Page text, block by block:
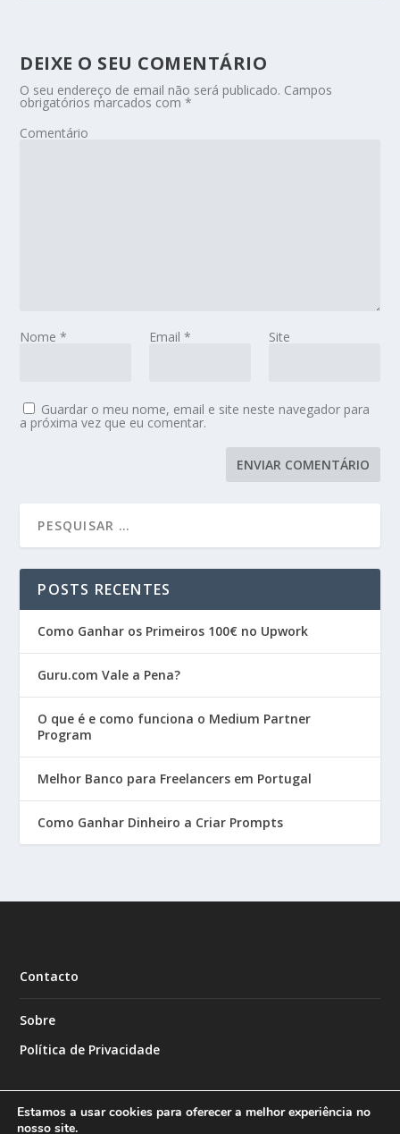
DEIXE O SEU COMENTÁRIO
O seu endereço de email não será publicado. Campos
obrigatórios marcados com*
Comentário
Nome* Email * Site
Guardar o meu nome, email e site neste navegador para
a próxima vez que eu comentar.
POSTS RECENTES
Como Ganhar os Primeiros 100€ no Upwork
Guru.com Vale a Pena?
O que é e como funciona o Medium Partner
Program
Melhor Banco para Freelancers em Portugal
Como Ganhar Dinheiro a Criar Prompts
Contacto
Sobre
Política de Privacidade
Estamos a usar cookies para oferecer a melhor experiência no
nosso site.